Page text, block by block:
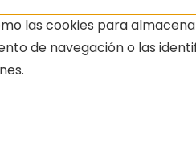
las cookies para
de navegación o las